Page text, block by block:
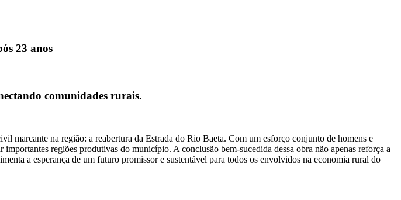
23 anos
comunidades rurais.
marcante na região: a reabertura da Estrada do Rio Baeta. Com um esforço conjunto de homens e
regiões produtivas do município. A conclusão bem-sucedida dessa obra não apenas reforça a
a esperança de um futuro promissor e sustentável para todos os envolvidos na economia rural do